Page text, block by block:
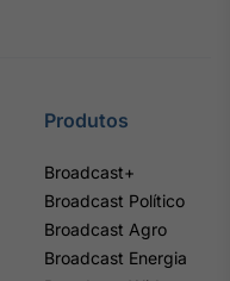
Produtos
Broadcast+
Broadcast Político
Broadcast Agro
Broadcast Energia